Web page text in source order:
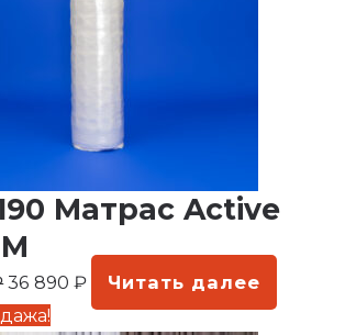
Матрас Active
36 890₽
Читать далее
Первоначальная
Текущая